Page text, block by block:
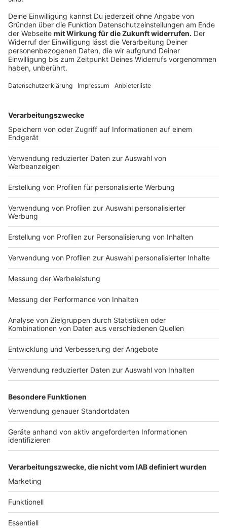
Anzeige
Anzeige
(Donnerstag 16. Mai - 8 Uhr)
Anzeige
Nico Schlotterbeck (24/Borussia Dortmund)
Jonathan Tah (28/Bayer Leverkusen Leverkusen)
Aleksandar Pavlovic (20/Bayern München)
Manuel Neuer (38/Bayern München)
Niclas Füllkrug (31/Borussia Dortmund)
Chris Führich (26/VfB Stuttgart)
Robin Koch (27/Eintracht Frankfurt)
Kai Havertz (24/FC Arsenal)
Maximilian Mittelstädt (27/VfB Stuttgart)
Leroy Sané (28/FC Bayern)
Robert Andrich (29/Bayer 04 Leverkusen)
Pascal Groß (32/Brighton Hove & Albion)
Joshua Kimmich (28/Bayern München)
Antonio Rüdiger (31/Real Madrid)
Ilkay Gündogan (33/FC Barcelona)
David Raum (26/RB Leipzig)
Deniz Undav (27/VfB Stuttgart)
Florian Wirtz (21/Bayer 04 Leverkusen)
Autor: Joachim Schultheis (mit dpa)
Anzeige
Anzeige